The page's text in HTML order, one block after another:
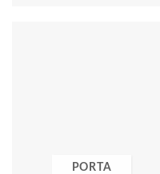
PORTA